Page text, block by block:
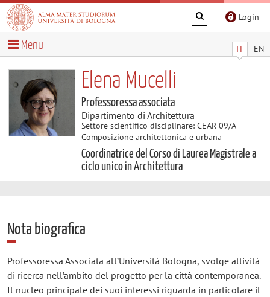
Login
IT EN
Menu
Elena Mucelli
Professoressa associata
Dipartimento di Architettura
Settore scientifico disciplinare: CEAR-09/A
Composizione architettonica e urbana
Coordinatrice del Corso di Laurea Magistrale a
ciclo unico in Architettura
Nota biografica
Professoressa Associata all’Università Bologna, svolge attività
di ricerca nell’ambito del progetto per la città contemporanea.
Il nucleo principale dei suoi interessi riguarda in particolare il